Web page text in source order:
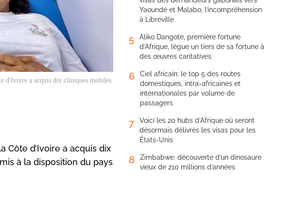
d'Ivoire a acquis dix cliniques mobiles.
d’Ivoire a acquis dix
à la disposition du pays
Yaoundé et Malabo, l’incompréhension
à Libreville
5
Aliko Dangote, première fortune
d’Afrique, lègue un tiers de sa fortune à
des œuvres caritatives
6
Ciel africain: le top 5 des routes
domestiques, intra-africaines et
internationales par volume de
passagers
7
Voici les 20 hubs d’Afrique où seront
désormais délivrés les visas pour les
États-Unis
8
Zimbabwe: découverte d’un dinosaure
vieux de 210 millions d’années